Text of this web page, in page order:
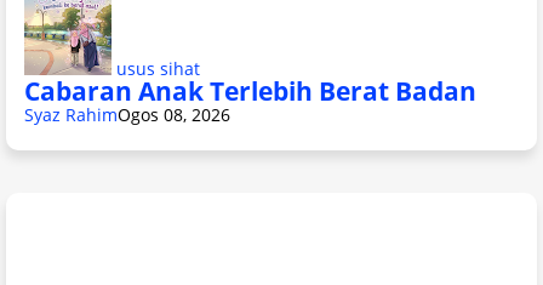
usus sihat
Cabaran Anak Terlebih Berat Badan
Syaz RahimOgos 08, 2026